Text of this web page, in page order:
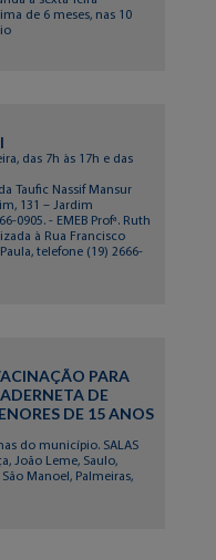
de 6 meses, nas 10
das 7h às 17h e das
Taufic Nassif Mansur
131 – Jardim
0905. - EMEB Profª. Ruth
à Rua Francisco
telefone (19) 2666-
PARA
DE
DE 15 ANOS
do município. SALAS
João Leme, Saulo,
Manoel, Palmeiras,